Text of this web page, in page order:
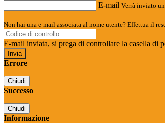
E-mail Verrà inviato
Non hai una e-mail associata al nome utente? Effettua il
E-mail inviata, si prega di controllare la casella di
Errore
Chiudi
Successo
Chiudi
Informazione